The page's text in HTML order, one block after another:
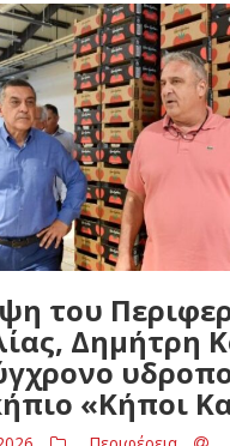
του
Δημήτρη
«Κήποι